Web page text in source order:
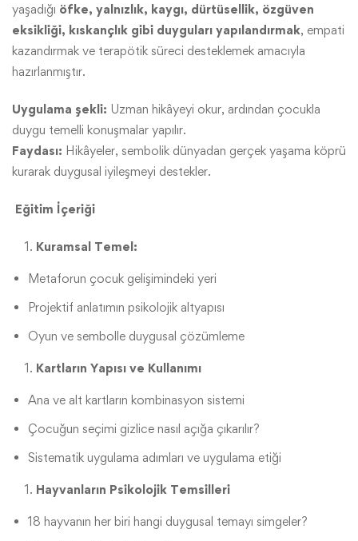
yaşadığı öfke, yalnızlık, kaygı, dürtüsellik, özgüven
eksikliği, kıskançlık gibi duyguları yapılandırmak, empati
kazandırmak ve terapötik süreci desteklemek amacıyla
hazırlanmıştır.
Uygulama şekli: Uzman hikâyeyi okur, ardından çocukla
duygu temelli konuşmalar yapılır.
Faydası: Hikâyeler, sembolik dünyadan gerçek yaşama köprü
kurarak duygusal iyileşmeyi destekler.
Eğitim İçeriği
Kuramsal Temel:
Metaforun çocuk gelişimindeki yeri
Projektif anlatımın psikolojik altyapısı
Oyun ve sembolle duygusal çözümleme
Kartların Yapısı ve Kullanımı
Ana ve alt kartların kombinasyon sistemi
Çocuğun seçimi gizlice nasıl açığa çıkarılır?
Sistematik uygulama adımları ve uygulama etiği
Hayvanların Psikolojik Temsilleri
18 hayvanın her biri hangi duygusal temayı simgeler?